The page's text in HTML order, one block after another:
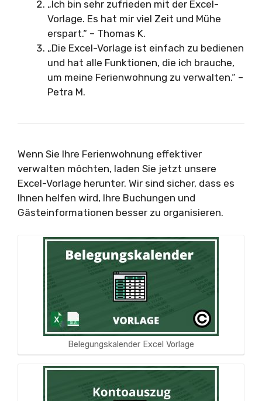
„Ich bin sehr zufrieden mit der Excel-
Vorlage. Es hat mir viel Zeit und Mühe
erspart.“ – Thomas K.
„Die Excel-Vorlage ist einfach zu bedienen
und hat alle Funktionen, die ich brauche,
um meine Ferienwohnung zu verwalten.“ –
Petra M.
Wenn Sie Ihre Ferienwohnung effektiver
verwalten möchten, laden Sie jetzt unsere
Excel-Vorlage herunter. Wir sind sicher, dass es
Ihnen helfen wird, Ihre Buchungen und
Gästeinformationen besser zu organisieren.
Belegungskalender Excel Vorlage